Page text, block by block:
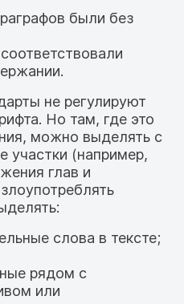
были без
не регулируют
Но там, где это
можно выделять с
участки (например,
глав и
слова в тексте;
рядом с
или